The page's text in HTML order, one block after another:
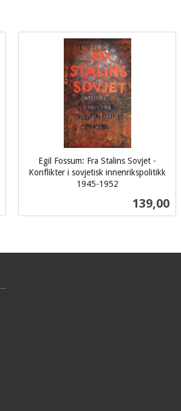
Egil Fossum: Fra Stalins Sovjet -
Konflikter i sovjetisk innenrikspolitikk
1945-1952
Pris
139,00